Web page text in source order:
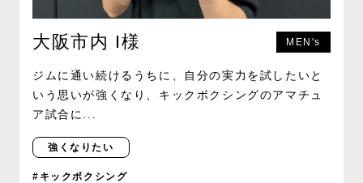
大阪市内 I様 MEN's
ジムに通い続けるうちに、自分の実力を試したいと
いう思いが強くなり、キックボクシングのアマチュ
ア試合に...
強くなりたい
#キックボクシング